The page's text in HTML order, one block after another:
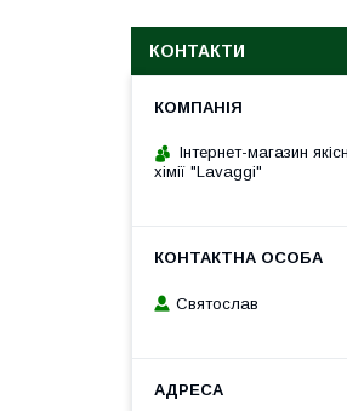
КОНТАКТИ
Інтернет-магазин
хімії "Lavaggi"
Святослав